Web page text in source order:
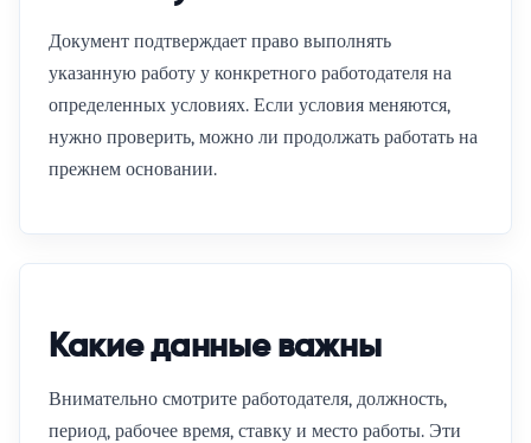
Документ подтверждает право выполнять
указанную работу у конкретного работодателя на
определенных условиях. Если условия меняются,
нужно проверить, можно ли продолжать работать на
прежнем основании.
Какие данные важны
Внимательно смотрите работодателя, должность,
период, рабочее время, ставку и место работы. Эти